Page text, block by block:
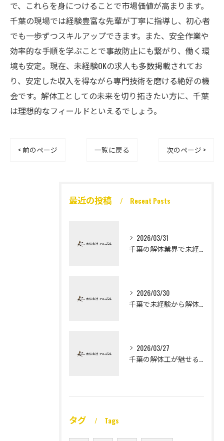
で、これらを身につけることで市場価値が高まります。
千葉の現場では経験豊富な先輩が丁寧に指導し、初心者
でも一歩ずつスキルアップできます。また、安全作業や
効率的な手順を学ぶことで事故防止にも繋がり、働く環
境も安定。現在、未経験OKの求人も多数掲載されてお
り、安定した収入を得ながら専門技術を磨ける絶好の機
会です。解体工としての未来を切り拓きたい方に、千葉
は理想的なフィールドといえるでしょう。
< 前のページ 一覧に戻る 次のページ >
最近の投稿 Recent Posts
2026/03/31
2026/03/30
2026/03/27
タグ Tags